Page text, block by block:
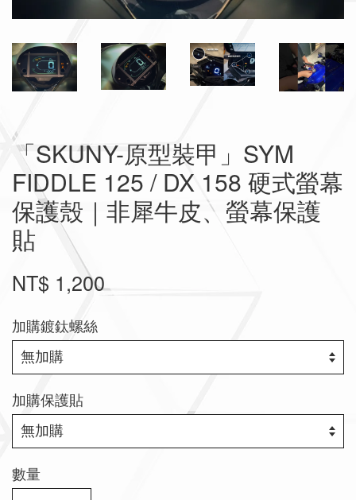
「SKUNY-原型裝甲」SYM
FIDDLE 125 / DX 158 硬式螢幕
保護殼｜非犀牛皮、螢幕保護
貼
NT$ 1,200
加購鍍鈦螺絲
加購保護貼
數量